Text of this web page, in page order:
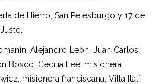
de Hierro, San Petesburgo y 17 de
Alejandro León, Juan Carlos
Bosco. Cecilia Lee, misionera
misionera franciscana, Villa Itatí.